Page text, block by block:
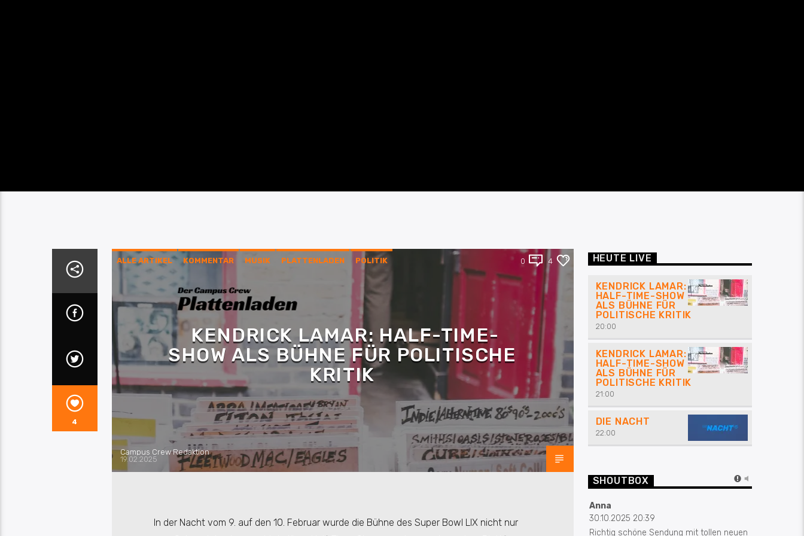
4
ALLE ARTIKEL KOMMENTAR MUSIK PLATTENLADEN POLITIK 0 4
KENDRICK LAMAR: HALF-TIME-
SHOW ALS BÜHNE FÜR POLITISCHE
KRITIK
Campus Crew Redaktion
19.02.2025
In der Nacht vom 9. auf den 10. Februar wurde die Bühne des Super Bowl LIX nicht nur
HEUTE LIVE
KENDRICK LAMAR:
HALF-TIME-SHOW
ALS BÜHNE FÜR
POLITISCHE KRITIK
20:00
KENDRICK LAMAR:
HALF-TIME-SHOW
ALS BÜHNE FÜR
POLITISCHE KRITIK
21:00
DIE NACHT
22:00
SHOUTBOX
Anna
30.10.2025 20:39
Richtig schöne Sendung mit tollen neuen